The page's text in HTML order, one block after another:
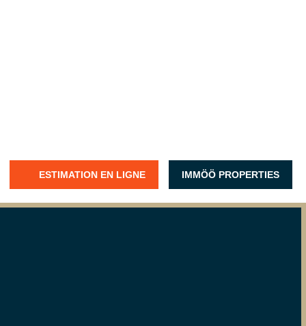
ESTIMATION EN LIGNE IMMÖÖ PROPERTIES